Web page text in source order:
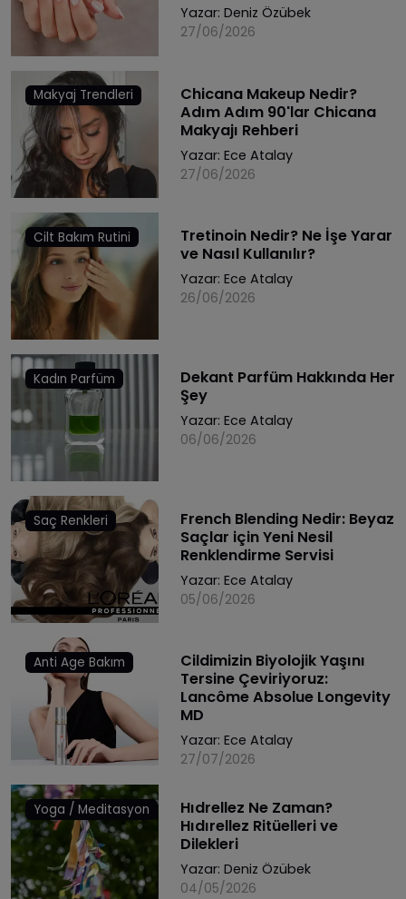
Yazar: Deniz Özübek
27/06/2026
Makyaj Trendleri
Chicana Makeup Nedir?
Adım Adım 90'lar Chicana
Makyajı Rehberi
Yazar: Ece Atalay
27/06/2026
Cilt Bakım Rutini
Tretinoin Nedir? Ne İşe Yarar
ve Nasıl Kullanılır?
Yazar: Ece Atalay
26/06/2026
Kadın Parfüm
Dekant Parfüm Hakkında Her
Şey
Yazar: Ece Atalay
06/06/2026
Saç Renkleri
French Blending Nedir: Beyaz
Saçlar için Yeni Nesil
Renklendirme Servisi
Yazar: Ece Atalay
05/06/2026
Anti Age Bakım
Cildimizin Biyolojik Yaşını
Tersine Çeviriyoruz:
Lancôme Absolue Longevity
MD
Yazar: Ece Atalay
27/07/2026
Yoga / Meditasyon
Hıdrellez Ne Zaman?
Hıdırellez Ritüelleri ve
Dilekleri
Yazar: Deniz Özübek
04/05/2026